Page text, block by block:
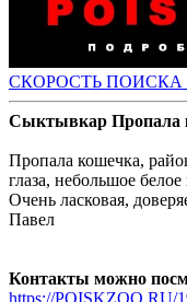
СКОРОСТЬ ПОИСКА
Сыктывкар Пропала
Пропала кошечка,
глаза, небольшое
Очень ласковая,
Павел
Контакты можно
https://POISKZOO.RU/